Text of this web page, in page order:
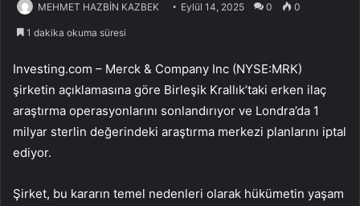
MEHMET HAZBİN KAZBEK Eylül 14, 2025 0 0
1 dakika okuma süresi
Investing.com – Merck & Company Inc (NYSE:MRK)
şirketin açıklamasına göre Birleşik Krallık’taki erken ilaç
araştırma operasyonlarını sonlandırıyor ve Londra’da 1
milyar sterlin değerindeki araştırma merkezi planlarını iptal
ediyor.
Şirket, bu kararın temel nedenleri olarak hükümetin yaşam